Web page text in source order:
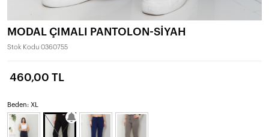
MODAL ÇIMALI PANTOLON-SİYAH
Stok Kodu 0360755
460,00 TL
Beden: XL